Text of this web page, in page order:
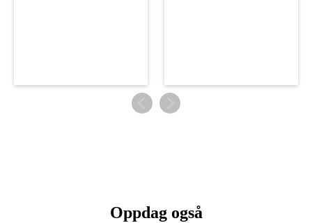
Oppdag også